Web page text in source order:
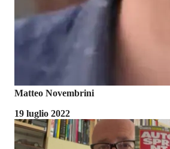
Matteo Novembrini
19 luglio 2022